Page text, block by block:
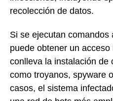
recolección de datos.
Si se ejecutan
puede obtener un
conlleva la instalación de
como troyanos, spyware
casos, el sistema